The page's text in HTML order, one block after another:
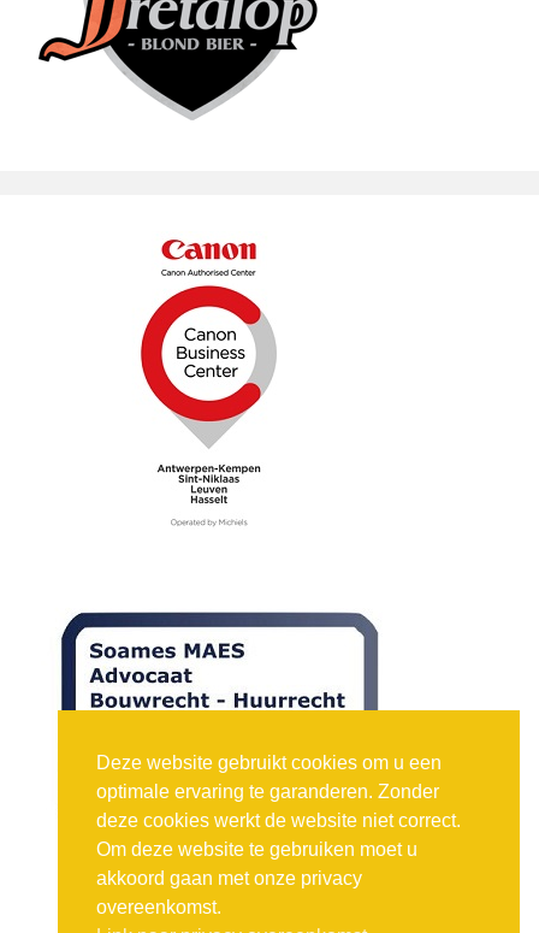
Deze website gebruikt cookies om u een
optimale ervaring te garanderen. Zonder
deze cookies werkt de website niet correct.
Om deze website te gebruiken moet u
akkoord gaan met onze privacy
overeenkomst.